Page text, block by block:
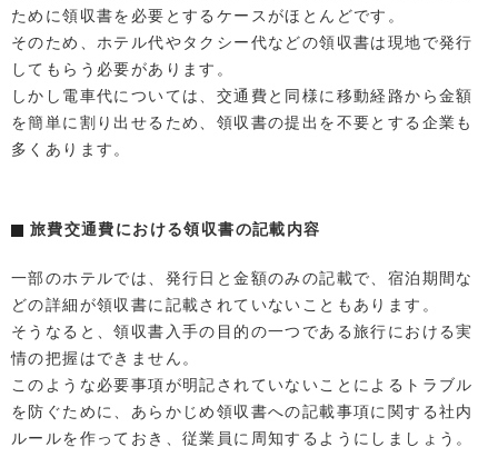
ために領収書を必要とするケースがほとんどです。
そのため、ホテル代やタクシー代などの領収書は現地で発行
してもらう必要があります。
しかし電車代については、交通費と同様に移動経路から金額
を簡単に割り出せるため、領収書の提出を不要とする企業も
多くあります。
旅費交通費における領収書の記載内容
一部のホテルでは、発行日と金額のみの記載で、宿泊期間な
どの詳細が領収書に記載されていないこともあります。
そうなると、領収書入手の目的の一つである旅行における実
情の把握はできません。
このような必要事項が明記されていないことによるトラブル
を防ぐために、あらかじめ領収書への記載事項に関する社内
ルールを作っておき、従業員に周知するようにしましょう。